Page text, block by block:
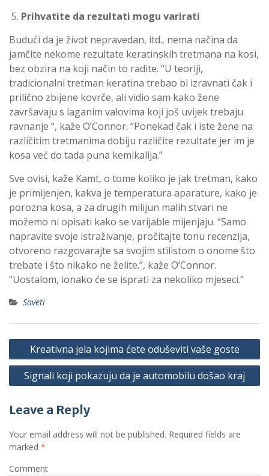
Prihvatite da rezultati mogu varirati
Budući da je život nepravedan, itd., nema načina da
jamčite nekome rezultate keratinskih tretmana na kosi,
bez obzira na koji način to radite. “U teoriji,
tradicionalni tretman keratina trebao bi izravnati čak i
prilično zbijene kovrče, ali vidio sam kako žene
završavaju s laganim valovima koji još uvijek trebaju
ravnanje “, kaže O’Connor. “Ponekad čak i iste žene na
različitim tretmanima dobiju različite rezultate jer im je
kosa već do tada puna kemikalija.”
Sve ovisi, kaže Kamt, o tome koliko je jak tretman, kako
je primijenjen, kakva je temperatura aparature, kako je
porozna kosa, a za drugih milijun malih stvari ne
možemo ni opisati kako se varijable mijenjaju. “Samo
napravite svoje istraživanje, pročitajte tonu recenzija,
otvoreno razgovarajte sa svojim stilistom o onome što
trebate i što nikako ne želite.”, kaže O’Connor.
“Uostalom, ionako će se isprati za nekoliko mjeseci.”
Saveti
P
o
n
a
v
i
Kreativna jela kojima ćete oduševiti vaše goste
Signali koji pokazuju da je automobilu došao kraj
Leave a Reply
Your email address will not be published. Required fields are
marked *
Comment